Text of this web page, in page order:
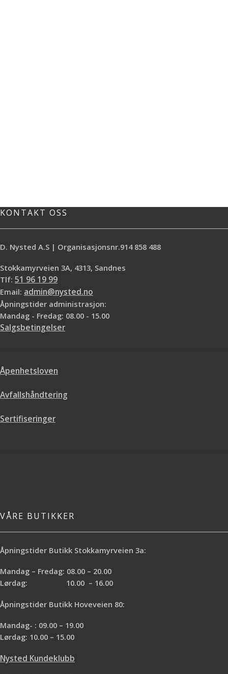
KONTAKT OSS
D. Nysted A.S | Organisasjonsnr.914 858 488
Stokkamyrveien 3A, 4313, Sandnes
Tlf: 51 96 19 99
Email: admin@nysted.no
Åpningstider administrasjon:
Mandag - Fredag: 08.00 - 15.00
Salgsbetingelser
Åpenhetsloven
Avfallshåndtering
Sertifiseringer
VÅRE BUTIKKER
Åpningstider Butikk Stokkamyrveien 3a:
Mandag – Fredag: 08.00 – 20.00
Lørdag: 10.00 – 16.00
Åpningstider Butikk Hoveveien 80:
Mandag- : 09.00 – 19.00
Lørdag: 10.00 – 15.00
Nysted Kundeklubb